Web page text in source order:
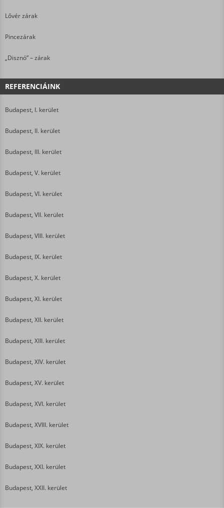
Lővér zárak
Pincezárak
„Disznó” – zárak
REFERENCIÁINK
Budapest, I. kerület
Budapest, II. kerület
Budapest, III. kerület
Budapest, V. kerület
Budapest, VI. kerület
Budapest, VII. kerület
Budapest, VIII. kerület
Budapest, IX. kerület
Budapest, X. kerület
Budapest, XI. kerület
Budapest, XII. kerület
Budapest, XIII. kerület
Budapest, XIV. kerület
Budapest, XV. kerület
Budapest, XVI. kerület
Budapest, XVIII. kerület
Budapest, XIX. kerület
Budapest, XXI. kerület
Budapest, XXII. kerület